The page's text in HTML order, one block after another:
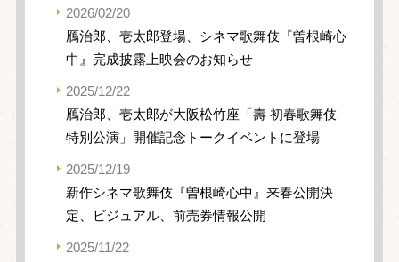
2026/02/20
鴈治郎、壱太郎登場、シネマ歌舞伎『曽根崎心
中』完成披露上映会のお知らせ
2025/12/22
鴈治郎、壱太郎が大阪松竹座「壽 初春歌舞伎
特別公演」開催記念トークイベントに登場
2025/12/19
新作シネマ歌舞伎『曽根崎心中』来春公開決
定、ビジュアル、前売券情報公開
2025/11/22